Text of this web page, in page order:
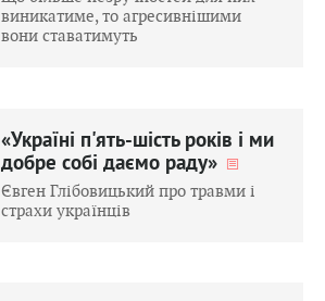
виникатиме, то агресивнішими
вони ставатимуть
«Україні п'ять-шість років і ми
добре собі даємо раду»
Євген Глібовицький про травми і
страхи українців